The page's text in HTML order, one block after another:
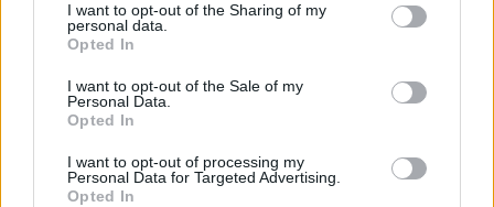
I want to opt-out of the Sharing of my
personal data.
Opted In
I want to opt-out of the Sale of my
Personal Data.
Opted In
I want to opt-out of processing my
Personal Data for Targeted Advertising.
Opted In
związana z Polską Agencją Prasową. Obecnie
reporterka newsowa w naTemat.pl.
Pokaż więcej